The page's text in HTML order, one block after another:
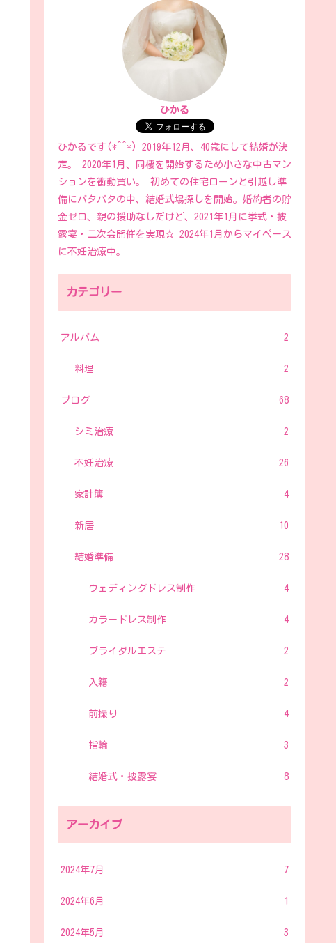
ひかる
ひかるです(*^^*) 2019年12月、40歳にして結婚が決
定。 2020年1月、同棲を開始するため小さな中古マン
ションを衝動買い。 初めての住宅ローンと引越し準
備にバタバタの中、結婚式場探しを開始。婚約者の貯
金ゼロ、親の援助なしだけど、2021年1月に挙式・披
露宴・二次会開催を実現☆ 2024年1月からマイペース
に不妊治療中。
カテゴリー
アルバム 2
料理 2
ブログ 68
シミ治療 2
不妊治療 26
家計簿 4
新居 10
結婚準備 28
ウェディングドレス制作 4
カラードレス制作 4
ブライダルエステ 2
入籍 2
前撮り 4
指輪 3
結婚式・披露宴 8
アーカイブ
2024年7月 7
2024年6月 1
2024年5月 3